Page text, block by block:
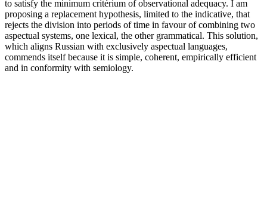
to satisfy the minimum critérium of observational adequacy. I am
proposing a replacement hypothesis, limited to the indicative, that
rejects the division into periods of time in favour of combining two
aspectual systems, one lexical, the other grammatical. This solution,
which aligns Russian with exclusively aspectual languages,
commends itself because it is simple, coherent, empirically efficient
and in conformity with semiology.